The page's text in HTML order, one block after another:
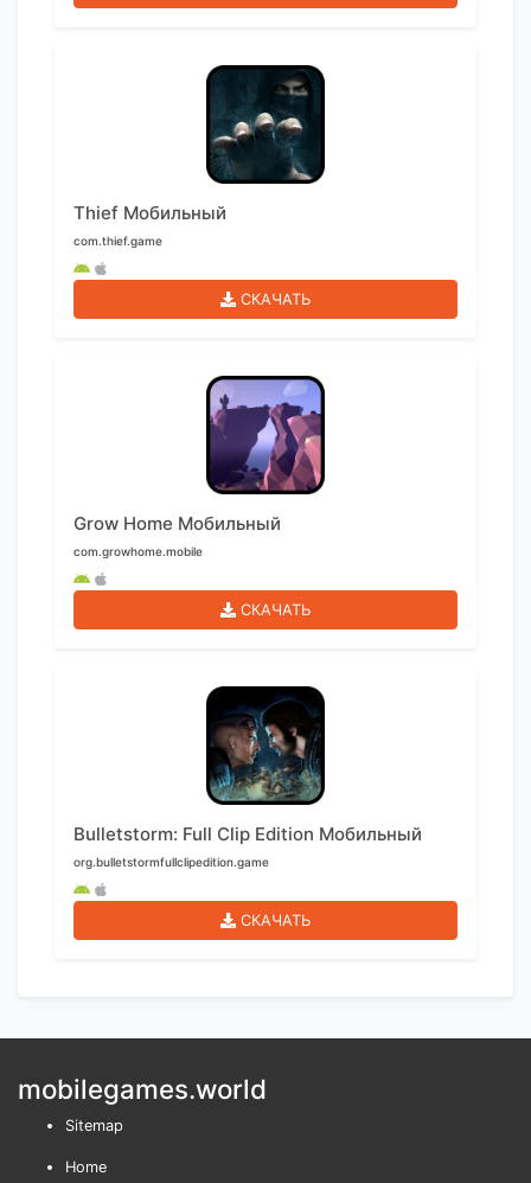
Thief Мобильный
com.thief.game
СКАЧАТЬ
Grow Home Мобильный
com.growhome.mobile
СКАЧАТЬ
Bulletstorm: Full Clip Edition Мобильный
org.bulletstormfullclipedition.game
СКАЧАТЬ
mobilegames.world
Sitemap
Home